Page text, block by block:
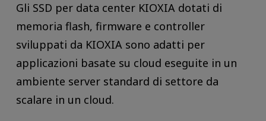
Gli SSD per data center KIOXIA dotati di
memoria flash, firmware e controller
sviluppati da KIOXIA sono adatti per
applicazioni basate su cloud eseguite in un
ambiente server standard di settore da
scalare in un cloud.